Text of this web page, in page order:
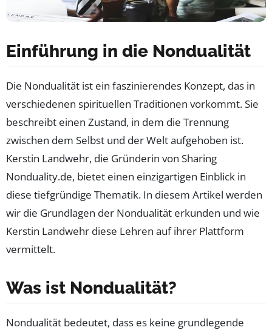
Einführung in die Nondualität
Die Nondualität ist ein faszinierendes Konzept, das in
verschiedenen spirituellen Traditionen vorkommt. Sie
beschreibt einen Zustand, in dem die Trennung
zwischen dem Selbst und der Welt aufgehoben ist.
Kerstin Landwehr, die Gründerin von Sharing
Nonduality.de, bietet einen einzigartigen Einblick in
diese tiefgründige Thematik. In diesem Artikel werden
wir die Grundlagen der Nondualität erkunden und wie
Kerstin Landwehr diese Lehren auf ihrer Plattform
vermittelt.
Was ist Nondualität?
Nondualität bedeutet, dass es keine grundlegende